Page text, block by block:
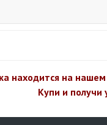
находится на
Купи и получи